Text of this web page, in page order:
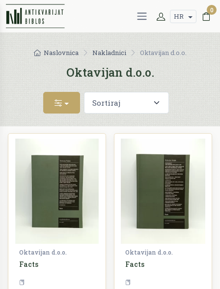
HR
0
Naslovnica Nakladnici Oktavijan d.o.o.
Oktavijan d.o.o.
Oktavijan d.o.o.
Facts
Oktavijan d.o.o.
Facts